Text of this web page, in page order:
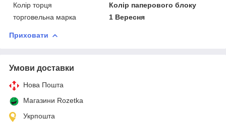
Колір торця
Колір паперового блоку
торговельна марка
1 Вересня
Приховати
Умови доставки
Нова Пошта
Магазини Rozetka
Укрпошта